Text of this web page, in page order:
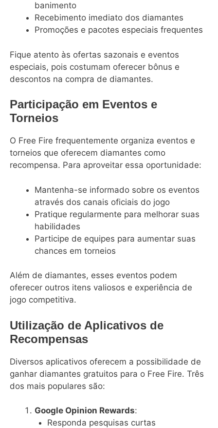
banimento
Recebimento imediato dos diamantes
Promoções e pacotes especiais frequentes
Fique atento às ofertas sazonais e eventos
especiais, pois costumam oferecer bônus e
descontos na compra de diamantes.
Participação em Eventos e
Torneios
O Free Fire frequentemente organiza eventos e
torneios que oferecem diamantes como
recompensa. Para aproveitar essa oportunidade:
Mantenha-se informado sobre os eventos
através dos canais oficiais do jogo
Pratique regularmente para melhorar suas
habilidades
Participe de equipes para aumentar suas
chances em torneios
Além de diamantes, esses eventos podem
oferecer outros itens valiosos e experiência de
jogo competitiva.
Utilização de Aplicativos de
Recompensas
Diversos aplicativos oferecem a possibilidade de
ganhar diamantes gratuitos para o Free Fire. Três
dos mais populares são:
Google Opinion Rewards:
Responda pesquisas curtas